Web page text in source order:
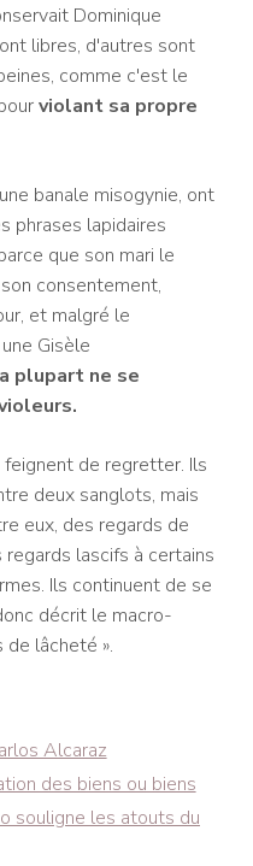
Dominique
libres, d'autres sont
comme c'est le
violant sa propre
banale misogynie, ont
phrases lapidaires
que son mari le
consentement,
et malgré le
Gisèle
plupart ne se
de regretter. Ils
deux sanglots, mais
eux, des regards de
lascifs à certains
Ils continuent de se
décrit le macro-
lâcheté ».
Alcaraz
des biens ou biens
souligne les atouts du